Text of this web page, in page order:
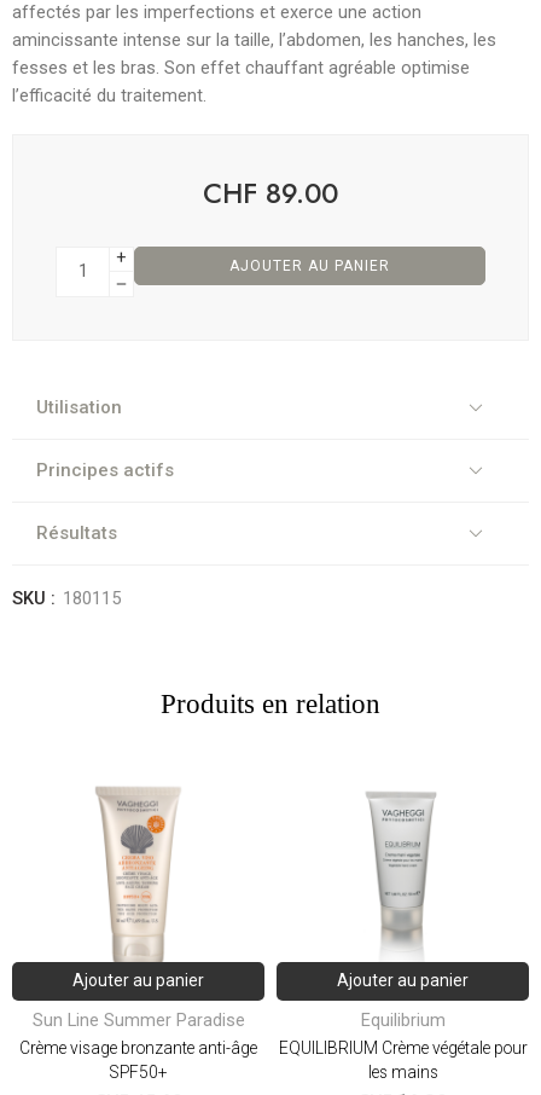
affectés par les imperfections et exerce une action
amincissante intense sur la taille, l’abdomen, les hanches, les
fesses et les bras. Son effet chauffant agréable optimise
l’efficacité du traitement.
CHF 89.00
AJOUTER AU PANIER
Utilisation
Principes actifs
Résultats
SKU : 180115
Produits en relation
Ajouter au panier
Sun Line Summer Paradise
Crème visage bronzante anti-âge
SPF50+
Ajouter au panier
Equilibrium
EQUILIBRIUM Crème végétale pour
les mains